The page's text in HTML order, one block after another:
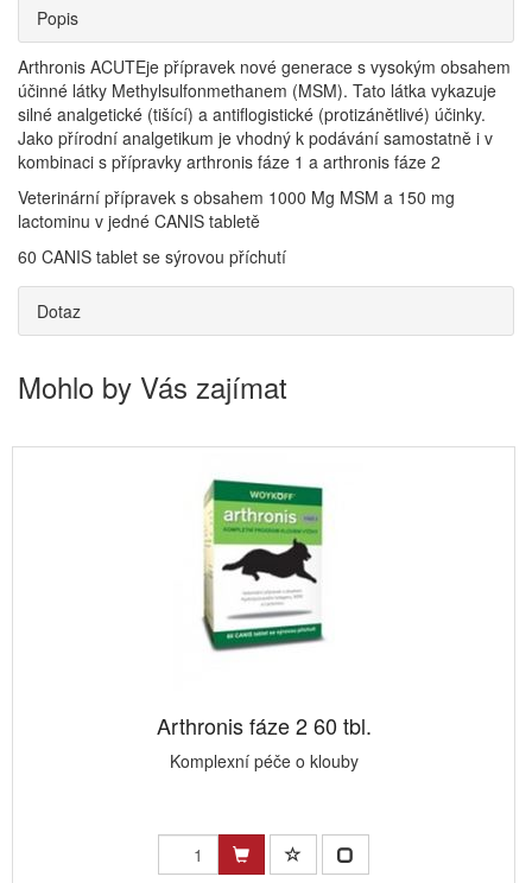
Popis
Arthronis ACUTEje přípravek nové generace s vysokým obsahem
účinné látky Methylsulfonmethanem (MSM). Tato látka vykazuje
silné analgetické (tišící) a antiflogistické (protizánětlivé) účinky.
Jako přírodní analgetikum je vhodný k podávání samostatně i v
kombinaci s přípravky arthronis fáze 1 a arthronis fáze 2
Veterinární přípravek s obsahem 1000 Mg MSM a 150 mg
lactominu v jedné CANIS tabletě
60 CANIS tablet se sýrovou příchutí
Dotaz
Mohlo by Vás zajímat
Arthronis fáze 2 60 tbl.
Komplexní péče o klouby